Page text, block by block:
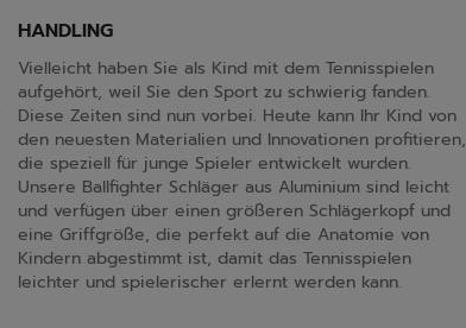
HANDLING
Vielleicht haben Sie als Kind mit dem Tennisspielen
aufgehört, weil Sie den Sport zu schwierig fanden.
Diese Zeiten sind nun vorbei. Heute kann Ihr Kind von
den neuesten Materialien und Innovationen profitieren,
die speziell für junge Spieler entwickelt wurden.
Unsere Ballfighter Schläger aus Aluminium sind leicht
und verfügen über einen größeren Schlägerkopf und
eine Griffgröße, die perfekt auf die Anatomie von
Kindern abgestimmt ist, damit das Tennisspielen
leichter und spielerischer erlernt werden kann.